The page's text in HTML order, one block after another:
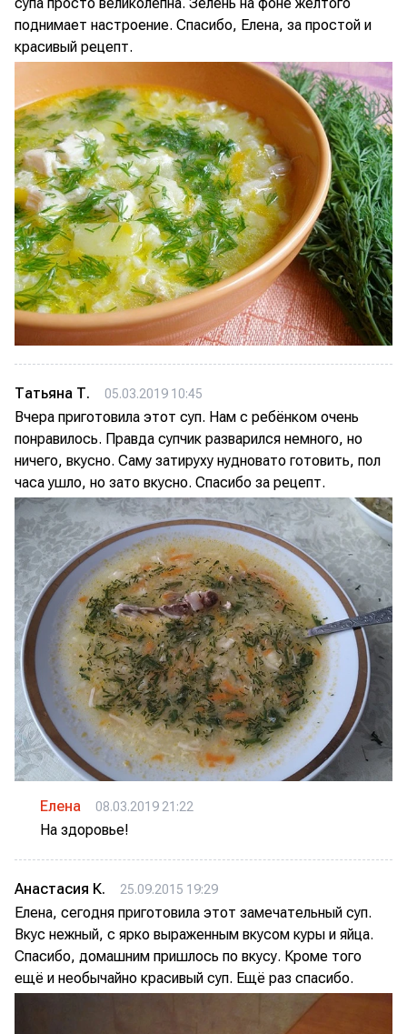
поднимает настроение. Спасибо, Елена, за простой и
красивый рецепт.
Татьяна Т. 05.03.2019 10:45
Вчера приготовила этот суп. Нам с ребёнком очень
понравилось. Правда супчик разварился немного, но
ничего, вкусно. Саму затируху нудновато готовить, пол
часа ушло, но зато вкусно. Спасибо за рецепт.
Елена 08.03.2019 21:22
На здоровье!
Анастасия К. 25.09.2015 19:29
Елена, сегодня приготовила этот замечательный суп.
Вкус нежный, с ярко выраженным вкусом куры и яйца.
Спасибо, домашним пришлось по вкусу. Кроме того
ещё и необычайно красивый суп. Ещё раз спасибо.